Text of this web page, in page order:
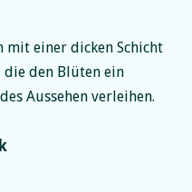
mit einer dicken Schicht
den Blüten ein
Aussehen verleihen.